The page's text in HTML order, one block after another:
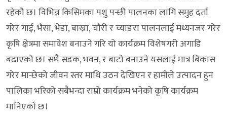
रहेकोे छ। विभिन्न किसिमका पशु पन्छी पालनका लागि समुह दर्ता
गरेर गाई, भैसा, भेडा, बाख्रा, चौरी र च्याङरा पालनलाई मध्यनजर गरेर
कृषि क्षेत्रमा समावेश बनाउने गरि यो कार्यक्रम विशेषगरी अगाडि
बढाएको छ। सधैं सडक, भवन, र बाटो बनाउने यसलाई मात्र बिकास
गरेर मान्छेको जीवन स्तर माथि उठन देखिएन र हामीले उत्पादन हुन
पालिका भरिको सबैभन्दा राम्रो कार्यक्रम भनेको कृषि कार्यक्रम
मानिएको छ।